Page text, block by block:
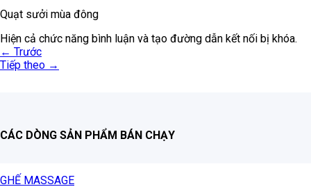
Quạt sưởi mùa đông
Hiện cả chức năng bình luận và tạo đường dẫn kết nối bị khóa.
← Trước
Tiếp theo →
CÁC DÒNG SẢN PHẨM BÁN CHẠY
GHẾ MASSAGE